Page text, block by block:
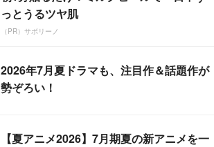
っとうるツヤ肌
（PR）サボリーノ
2026年7月夏ドラマも、注目作＆話題作が
勢ぞろい！
【夏アニメ2026】7月期夏の新アニメを一